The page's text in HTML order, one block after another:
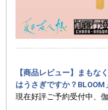
【商品レビュー】まもな
はうさぎですか？BLOOM」
現在好評ご予約受付中、